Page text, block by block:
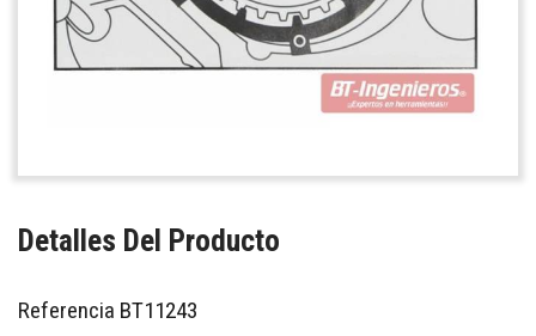
Detalles Del Producto
Referencia BT11243